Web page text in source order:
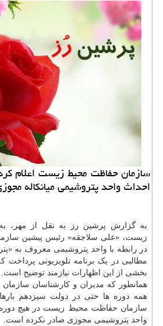
سازمان حفاظت محیط زیست اعلام
احداث واحد پتروشیمی میانکاله
به گزارش پرشین رز به نقل از مهر،
زیست، «علی سلاجقه» رئیس پیشین
در رابطه با واحد پتروشیمی معروف به
مطالبی در یک برنامه تلویزیونی
بخشی از این اظهارات نیازمند توضیح است.
همانطور که مدیران و کارشناسان
همه دوره ها حتی در دولت سیزدهم
سازمان حفاظت محیط زیست در هیچ دوره
واحد پتروشیمی مجوزی صادر نکرده است.